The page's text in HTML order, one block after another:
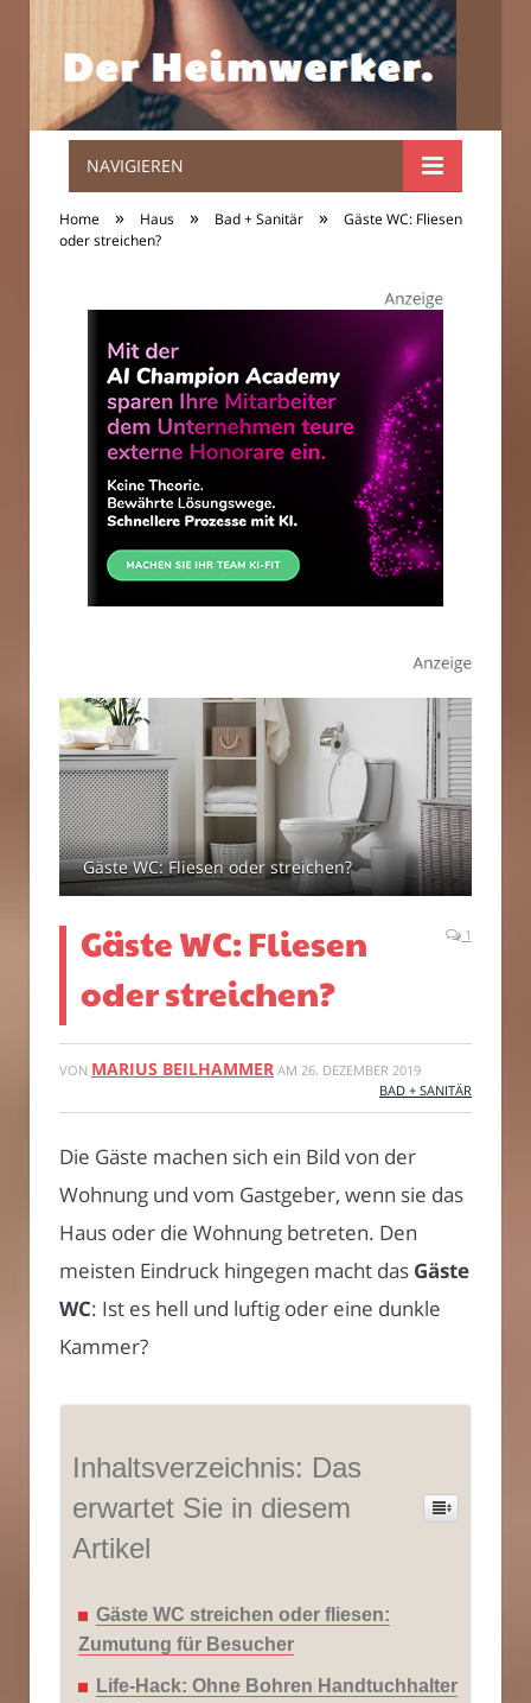
Der
Heimwerker.
NAVIGIEREN
Home » Haus » Bad + Sanitär »
Gäste WC: Fliesen
oder streichen?
Gäste WC: Fliesen oder streichen?
Gäste WC: Fliesen
oder streichen?
1
VON MARIUS BEILHAMMER AM 26. DEZEMBER 2019
BAD + SANITÄR
Die Gäste machen sich ein Bild von der
Wohnung und vom Gastgeber, wenn sie das
Haus oder die Wohnung betreten. Den
meisten Eindruck hingegen macht das Gäste
WC: Ist es hell und luftig oder eine dunkle
Kammer?
Inhaltsverzeichnis: Das
erwartet Sie in diesem
Artikel
Gäste WC streichen oder fliesen:
Zumutung für Besucher
Life-Hack: Ohne Bohren Handtuchhalter